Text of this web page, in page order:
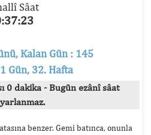
Sâat
Kalan Gün : 145
Gün, 32. Hafta
0 dakika - Bugün ezânî sâat
benzer. Gemi batınca, onunla